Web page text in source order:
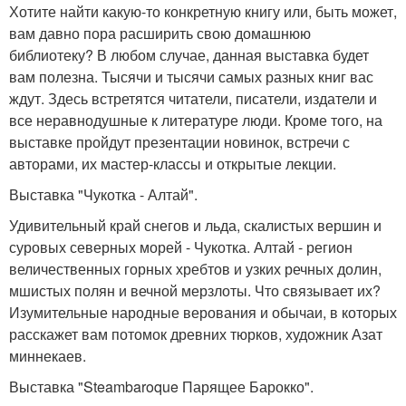
Хотите найти какую-то конкретную книгу или, быть может,
вам давно пора расширить свою домашнюю
библиотеку? В любом случае, данная выставка будет
вам полезна. Тысячи и тысячи самых разных книг вас
ждут. Здесь встретятся читатели, писатели, издатели и
все неравнодушные к литературе люди. Кроме того, на
выставке пройдут презентации новинок, встречи с
авторами, их мастер-классы и открытые лекции.
Выставка "Чукотка - Алтай".
Удивительный край снегов и льда, скалистых вершин и
суровых северных морей - Чукотка. Алтай - регион
величественных горных хребтов и узких речных долин,
мшистых полян и вечной мерзлоты. Что связывает их?
Изумительные народные верования и обычаи, в которых
расскажет вам потомок древних тюрков, художник Азат
миннекаев.
Выставка "Steambaroque Парящее Барокко".